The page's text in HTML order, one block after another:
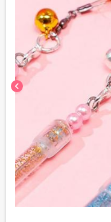
chevron_left